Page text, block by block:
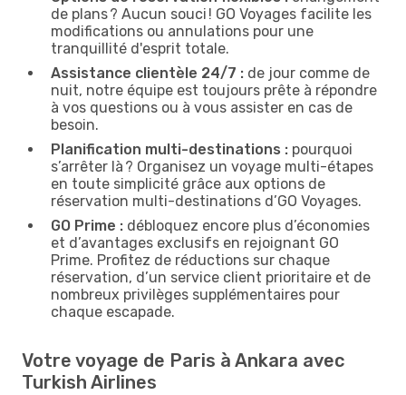
de plans ? Aucun souci ! GO Voyages facilite les
modifications ou annulations pour une
tranquillité d'esprit totale.
Assistance clientèle 24/7 : de jour comme de
nuit, notre équipe est toujours prête à répondre
à vos questions ou à vous assister en cas de
besoin.
Planification multi-destinations : pourquoi
s’arrêter là ? Organisez un voyage multi-étapes
en toute simplicité grâce aux options de
réservation multi-destinations d’GO Voyages.
GO Prime : débloquez encore plus d’économies
et d’avantages exclusifs en rejoignant GO
Prime. Profitez de réductions sur chaque
réservation, d’un service client prioritaire et de
nombreux privilèges supplémentaires pour
chaque escapade.
Votre voyage de Paris à Ankara avec
Turkish Airlines